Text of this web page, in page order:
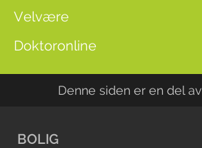
Velvære
Doktoronline
Denne siden er en del av
BOLIG